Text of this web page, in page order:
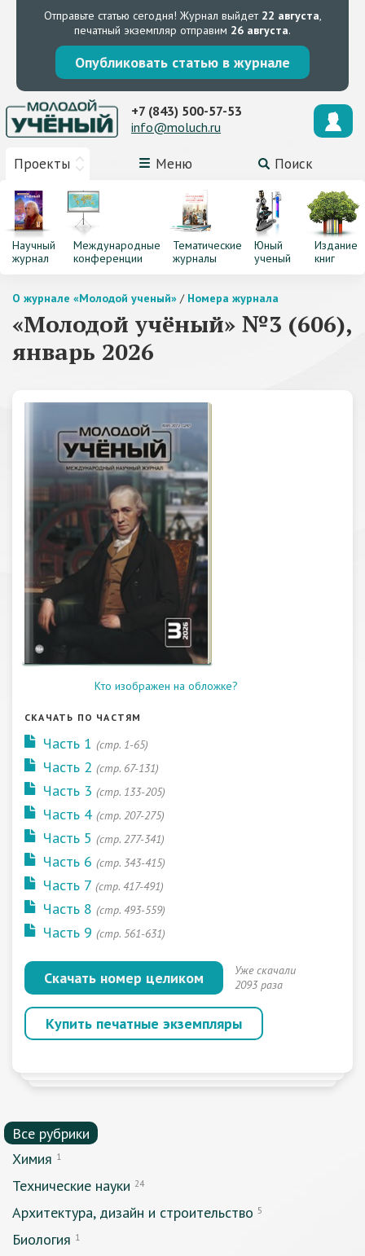
Отправьте статью сегодня! Журнал выйдет 22 августа,
печатный экземпляр отправим 26 августа.
Опубликовать статью в журнале
Проекты Меню Поиск
+7 (843) 500-57-53
info@moluch.ru
Научный
журнал
Международные
конференции
Тематические
журналы
Юный
ученый
Издание
книг
О журнале «Молодой ученый» / Номера журнала
«Молодой учёный» №3 (606),
январь 2026
Кто изображен на обложке?
СКАЧАТЬ ПО ЧАСТЯМ
Часть 1 (стр. 1-65)
Часть 2 (стр. 67-131)
Часть 3 (стр. 133-205)
Часть 4 (стр. 207-275)
Часть 5 (стр. 277-341)
Часть 6 (стр. 343-415)
Часть 7 (стр. 417-491)
Часть 8 (стр. 493-559)
Часть 9 (стр. 561-631)
Скачать номер целиком
Уже скачали
2093 раза
Купить печатные экземпляры
Все рубрики
Химия 1
Технические науки 24
Архитектура, дизайн и строительство 5
Биология 1